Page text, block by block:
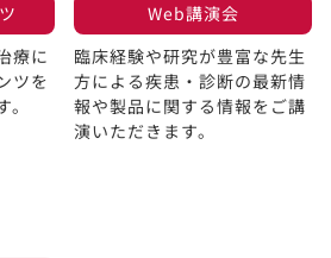
療に
ツを
Web講演会​
臨床経験や研究が豊富な先生
方による疾患・診断の最新情
報や製品に関する情報をご講
演いただきます。